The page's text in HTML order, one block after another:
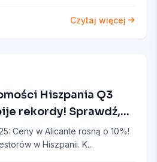
Czytaj więcej
Hiszpania Q3
rekordy! Sprawdź,
masowo kupują domy
Ceny w Alicante rosną o 10%!
w Hiszpanii. K...